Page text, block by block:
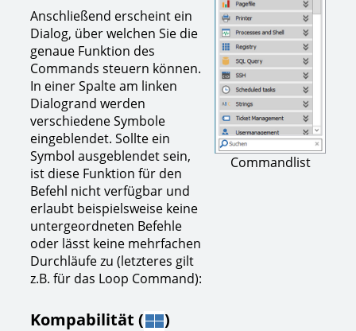
Anschließend erscheint ein
Dialog, über welchen Sie die
genaue Funktion des
Commands steuern können.
In einer Spalte am linken
Dialogrand werden
verschiedene Symbole
eingeblendet. Sollte ein
Symbol ausgeblendet sein,
ist diese Funktion für den
Befehl nicht verfügbar und
erlaubt beispielsweise keine
untergeordneten Befehle
oder lässt keine mehrfachen
Durchläufe zu (letzteres gilt
z.B. für das Loop Command):
Kompabilität ( )
Commandlist